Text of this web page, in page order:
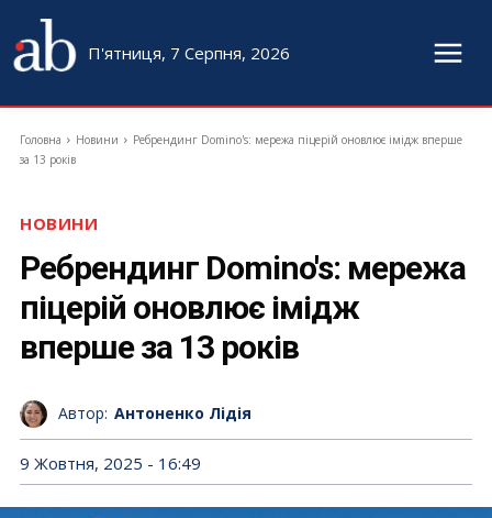
П'ятниця, 7 Серпня, 2026
Головна Новини
Ребрендинг Domino's: мережа піцерій оновлює імідж вперше
за 13 років
НОВИНИ
Ребрендинг Domino's: мережа
піцерій оновлює імідж
вперше за 13 років
Автор: Антоненко Лідія
9 Жовтня, 2025 - 16:49